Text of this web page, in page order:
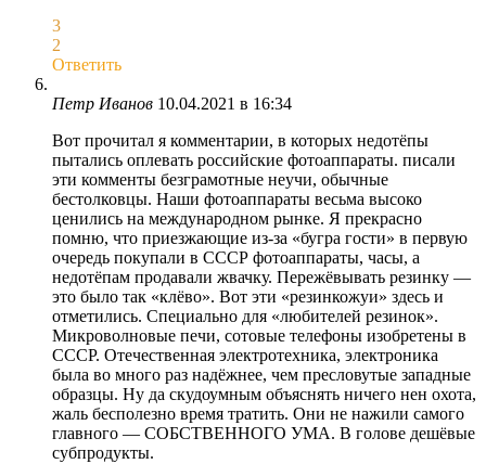
3
2
Ответить
Петр Иванов 10.04.2021 в 16:34
Вот прочитал я комментарии, в которых недотёпы
пытались оплевать российские фотоаппараты. писали
эти комменты безграмотные неучи, обычные
бестолковцы. Наши фотоаппараты весьма высоко
ценились на международном рынке. Я прекрасно
помню, что приезжающие из-за «бугра гости» в первую
очередь покупали в СССР фотоаппараты, часы, а
недотёпам продавали жвачку. Пережёвывать резинку —
это было так «клёво». Вот эти «резинкожуи» здесь и
отметились. Специально для «любителей резинок».
Микроволновые печи, сотовые телефоны изобретены в
СССР. Отечественная электротехника, электроника
была во много раз надёжнее, чем пресловутые западные
образцы. Ну да скудоумным объяснять ничего нен охота,
жаль бесполезно время тратить. Они не нажили самого
главного — СОБСТВЕННОГО УМА. В голове дешёвые
субпродукты.